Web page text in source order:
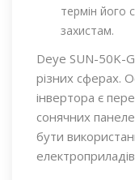
термін його
захистам.
Deye SUN-50K-
різних сферах.
інвертора є
сонячних
бути